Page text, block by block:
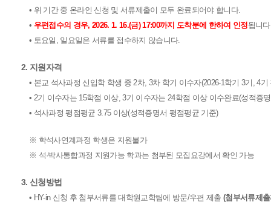
• 위 기간 중 온라인 신청 및 서류제출이 모두 완료되어야 합니다.
• 우편접수의 경우, 2026. 1. 16.(금) 17:00까지 도착분에 한하여 인정됩니
• 토요일, 일요일은 서류를 접수하지 않습니다.
2. 지원자격
• 본교 석사과정 신입학 학생 중 2차, 3차 학기 이수자(2026-1학기 3기, 4기
• 2기 이수자는 15학점 이상, 3기 이수자는 24학점 이상 이수완료(성적증
• 석사과정 평점평균 3.75 이상(성적증명서 평점평균 기준)
※ 학석사연계과정 학생은 지원불가
※ 석·박사통합과정 지원가능 학과는 첨부된 모집요강에서 확인 가능
3. 신청방법
• HY-in 신청 후 첨부서류를 대학원교학팀에 방문/우편 제출(첨부서류제